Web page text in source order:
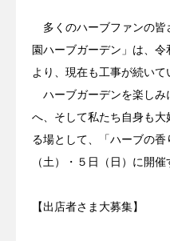
多くのハーブファンの皆
園ハーブガーデン」は、
より、現在も工事が続い
ハーブガーデンを楽しみ
へ、そして私たち自身も大
る場として、「ハーブの
（土）・５日（日）に開
【出店者さま大募集】